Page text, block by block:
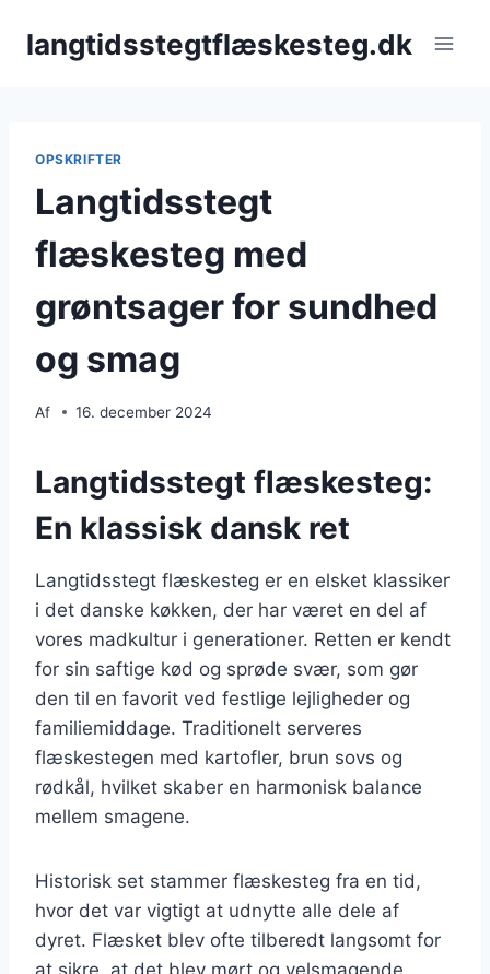
langtidsstegtflæskesteg.dk
OPSKRIFTER
Langtidsstegt
flæskesteg med
grøntsager for sundhed
og smag
Af 16. december 2024
Langtidsstegt flæskesteg:
En klassisk dansk ret
Langtidsstegt flæskesteg er en elsket klassiker
i det danske køkken, der har været en del af
vores madkultur i generationer. Retten er kendt
for sin saftige kød og sprøde svær, som gør
den til en favorit ved festlige lejligheder og
familiemiddage. Traditionelt serveres
flæskestegen med kartofler, brun sovs og
rødkål, hvilket skaber en harmonisk balance
mellem smagene.
Historisk set stammer flæskesteg fra en tid,
hvor det var vigtigt at udnytte alle dele af
dyret. Flæsket blev ofte tilberedt langsomt for
at sikre, at det blev mørt og velsmagende.